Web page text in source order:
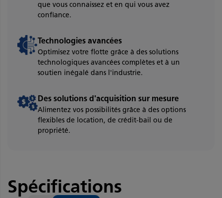
que vous connaissez et en qui vous avez
confiance.
Technologies avancées
Optimisez votre flotte grâce à des solutions
technologiques avancées complètes et à un
soutien inégalé dans l'industrie.
Des solutions d'acquisition sur mesure
Alimentez vos possibilités grâce à des options
flexibles de location, de crédit-bail ou de
propriété.
Spécifications